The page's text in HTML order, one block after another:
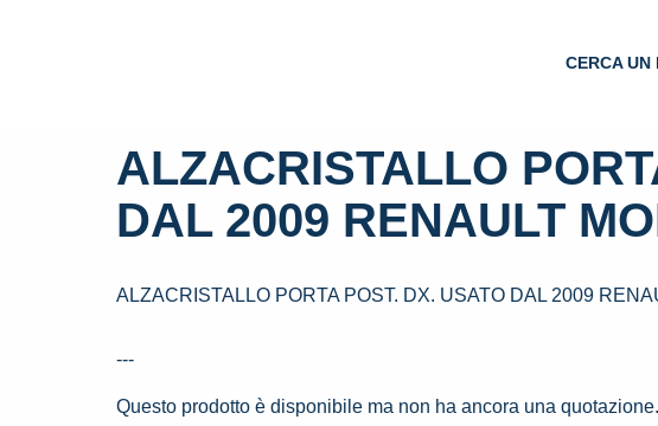
CERCA UN
ALZACRISTALLO
DAL 2009 RENAULT
ALZACRISTALLO PORTA POST. DX. USATO DAL 2009
---
Questo prodotto è disponibile ma non ha ancora una